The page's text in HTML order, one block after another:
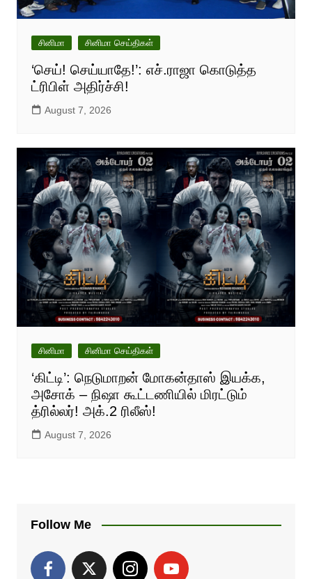
சினிமா சினிமா செய்திகள்
‘செய்! செய்யாதே!’: எச்.ராஜா கொடுத்த
ட்ரிபிள் அதிர்ச்சி!
August 7, 2026
சினிமா சினிமா செய்திகள்
‘கிட்டி’: நெடுமாறன் மோகன்தாஸ் இயக்க,
அசோக் – நிஷா கூட்டணியில் மிரட்டும்
த்ரில்லர்! அக்.2 ரிலீஸ்!
August 7, 2026
Follow Me